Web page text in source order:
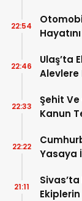
22:54
Ulaş’ta
22:46
Şehit
Kanun
22:33
Yasaya
22:22
21:11